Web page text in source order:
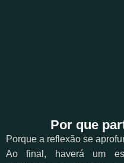
Por que
Porque a reflexão se
Ao final, haverá um